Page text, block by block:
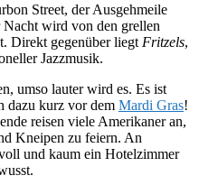
Street, der Ausgehmeile
wird von den grellen
Direkt gegenüber liegt Fritzels,
Jazzmusik.
umso lauter wird es. Es ist
dazu kurz vor dem Mardi Gras!
reisen viele Amerikaner an,
Kneipen zu feiern. An
und kaum ein Hotelzimmer